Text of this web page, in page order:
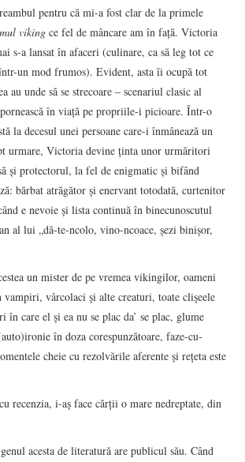
pentru că mi-a fost clar de la primele
viking ce fel de mâncare am în faţă. Victoria
s-a lansat în afaceri (culinare, ca să leg tot ce
un mod frumos). Evident, asta îi ocupă tot
unde să se strecoare – scenariul clasic al
în viaţă pe propriile-i picioare. Într-o
la decesul unei persoane care-i înmânează un
urmare, Victoria devine ţinta unor urmăritori
şi protectorul, la fel de enigmatic şi bifând
bărbat atrăgător şi enervant totodată, curtenitor
e nevoie şi lista continuă în binecunoscutul
al lui „dă-te-ncolo, vino-ncoace, şezi binişor,
un mister de pe vremea vikingilor, oameni
vampiri, vârcolaci şi alte creaturi, toate clişeele
în care el şi ea nu se plac da’ se plac, glume
în doza corespunzătoare, faze-cu-
cheie cu rezolvările aferente şi reţeta este
recenzia, i-aş face cărţii o mare nedreptate, din
acesta de literatură are publicul său. Când